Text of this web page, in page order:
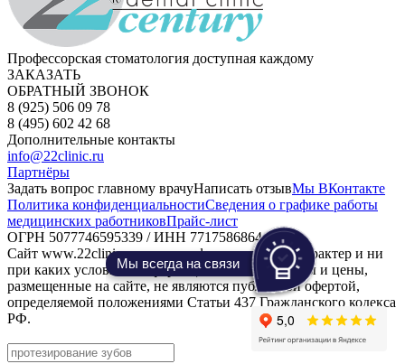
Профессорская стоматология доступная каждому
ЗАКАЗАТЬ
ОБРАТНЫЙ ЗВОНОК
8 (925) 506 09 78
8 (495) 602 42 68
Дополнительные контакты
info@22clinic.ru
Партнёры
Задать вопрос главному врачуНаписать отзывМы ВКонтакте
Политика конфиденциальностиСведения о графике работы
медицинских работниковПрайс-лист
ОГРН 5077746595339 / ИНН 7717586864
Сайт www.22clinic.ru носит информационный характер и ни
при каких условиях информационные материалы и цены,
размещенные на сайте, не являются публичной офертой,
определяемой положениями Статьи 437 Гражданского кодекса
РФ.
Мы всегда на связи